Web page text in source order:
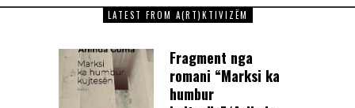
LATEST FROM A(RT)KTIVIZËM
Fragment nga
romani “Marksi ka
humbur